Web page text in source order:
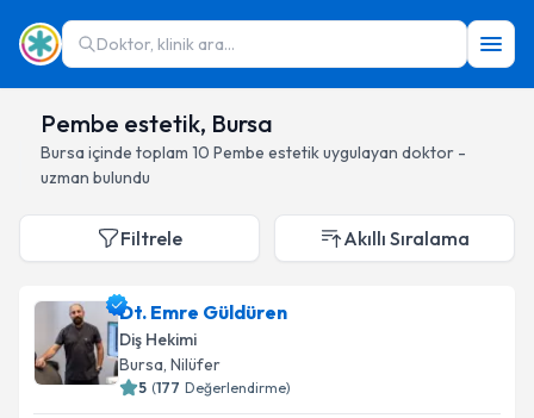
Doktor, klinik ara...
Pembe estetik, Bursa
Bursa içinde toplam 10 Pembe estetikuygulayan doktor -
uzman bulundu
Filtrele Akıllı Sıralama
Dt. Emre Güldüren
Diş Hekimi
Bursa, Nilüfer
5 (177 Değerlendirme)